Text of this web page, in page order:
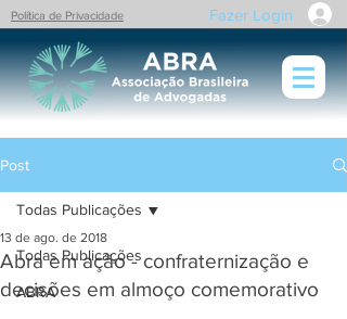
Política de Privacidade Fazer Login
Post
Todas Publicações
ABRA
Todas Publicações
Abra em ação - confraternização e
decisões em almoço comemorativo
13 de ago. de 2018